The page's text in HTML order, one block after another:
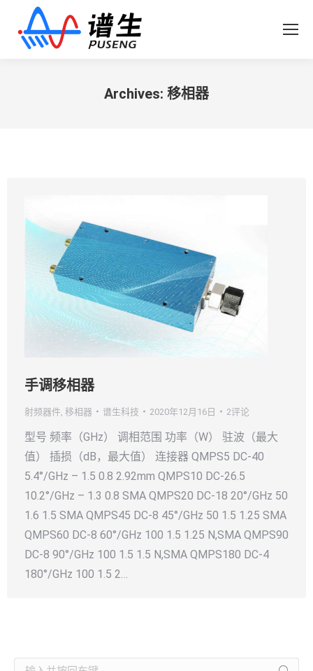
Archives: 移相器
手调移相器
射频器件 移相器 谱生科技 2020年12月16日 2评论
型号 频率（GHz） 调相范围 功率（W） 驻波（最大
值） 插损（dB，最大值） 连接器 QMPS5 DC-40
5.4°/GHz – 1.5 0.8 2.92mm QMPS10 DC-26.5
10.2°/GHz – 1.3 0.8 SMA QMPS20 DC-18 20°/GHz 50
1.6 1.5 SMA QMPS45 DC-8 45°/GHz 50 1.5 1.25 SMA
QMPS60 DC-8 60°/GHz 100 1.5 1.25 N,SMA QMPS90
DC-8 90°/GHz 100 1.5 1.5 N,SMA QMPS180 DC-4
180°/GHz 100 1.5 2…
Search: